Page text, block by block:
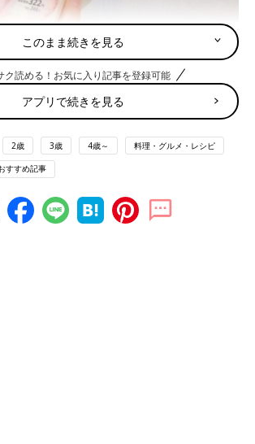
ント「shirasu.o0」
に食べたのは「いちごカスタード」。パンは
程よい酸味があり美味しかったそうです。カ
いちごに合いそうですね。
美味しい！「いちごミルク」
このまま続きを見る
ク読める！お気に入り記事を登録可能
アプリで続きを見る
2歳 3歳 4歳～ 料理・グルメ・レシピ
すすめ記事